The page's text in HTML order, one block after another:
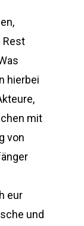
Rest
hierbei
mit
von
eur
und